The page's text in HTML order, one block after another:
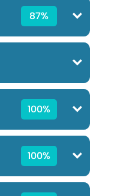
87%
100%
100%